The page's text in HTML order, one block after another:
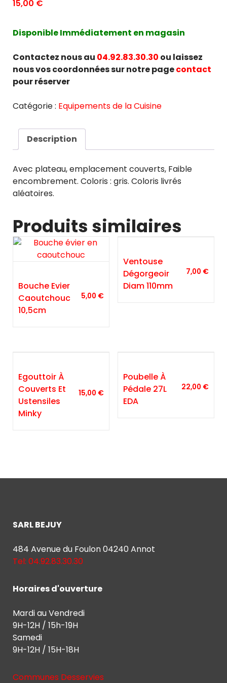
15,00 €
Disponible Immédiatement en magasin
Contactez nous au 04.92.83.30.30 ou laissez
nous vos coordonnées sur notre pagecontact
pour réserver
Catégorie : Equipements de la Cuisine
Description
Avec plateau, emplacement couverts, Faible
encombrement. Coloris : gris. Coloris livrés
aléatoires.
Produits similaires
Bouche Evier
Caoutchouc
10,5cm
5,00 €
Ventouse
Dégorgeoir
Diam 110mm
7,00 €
Egouttoir À
Couverts Et
Ustensiles
Minky
15,00 €
Poubelle À
Pédale 27L
EDA
22,00 €
SARL BEJUY
484 Avenue du Foulon 04240 Annot
Tel: 04.92.83.30.30
Horaires d'ouverture
Mardi au Vendredi
9H-12H / 15h-19H
Samedi
9H-12H / 15H-18H
Communes Desservies